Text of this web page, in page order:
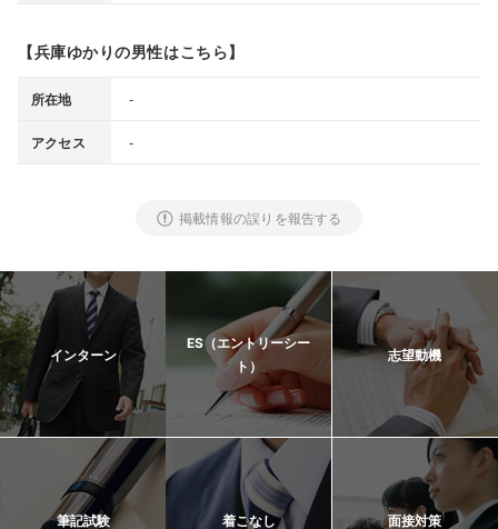
【兵庫ゆかりの男性はこちら】
所在地 ‐
アクセス -
掲載情報の誤りを報告する
インターン
ES（エントリーシー
ト）
志望動機
筆記試験 着こなし 面接対策